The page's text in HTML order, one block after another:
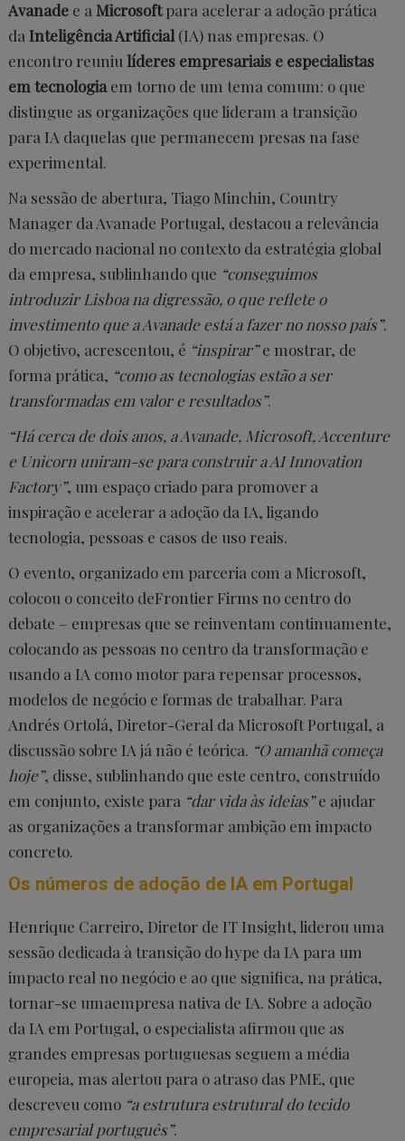
Avanade e a Microsoftpara acelerar a adoção prática
da Inteligência Artificial (IA) nas empresas. O
encontro reuniu líderes empresariais e especialistas
em tecnologiaem torno de um tema comum: o que
distingue as organizações que lideram a transição
para IA daquelas que permanecem presas na fase
experimental.
Na sessão de abertura, Tiago Minchin, Country
Manager da Avanade Portugal, destacou a relevância
do mercado nacional no contexto da estratégia global
da empresa, sublinhando que “conseguimos
introduzir Lisboa na digressão, o que reflete o
investimento que a Avanade está a fazer no nosso país”.
O objetivo, acrescentou, é “inspirar”e mostrar, de
forma prática, “como as tecnologias estão a ser
transformadas em valor e resultados”.
“Há cerca de dois anos, a Avanade, Microsoft, Accenture
e Unicorn uniram-se para construir a AI Innovation
Factory”, um espaço criado para promover a
inspiração e acelerar a adoção da IA, ligando
tecnologia, pessoas e casos de uso reais.
O evento, organizado em parceria com a Microsoft,
colocou o conceito deFrontier Firms no centro do
debate – empresas que se reinventam continuamente,
colocando as pessoas no centro da transformação e
usando a IA como motor para repensar processos,
modelos de negócio e formas de trabalhar. Para
Andrés Ortolá, Diretor-Geral da Microsoft Portugal, a
discussão sobre IA já não é teórica. “O amanhã começa
hoje”, disse, sublinhando que este centro, construído
em conjunto, existe para “dar vida às ideias”e ajudar
as organizações a transformar ambição em impacto
concreto.
Os números de adoção de IA em Portugal
Henrique Carreiro, Diretor de IT Insight, liderou uma
sessão dedicada à transição do hype da IA para um
impacto real no negócio e ao que significa, na prática,
tornar-se umaempresa nativa de IA. Sobre a adoção
da IA em Portugal, o especialista afirmou que as
grandes empresas portuguesas seguem a média
europeia, mas alertou para o atraso das PME, que
descreveu como “a estrutura estrutural do tecido
empresarial português”.